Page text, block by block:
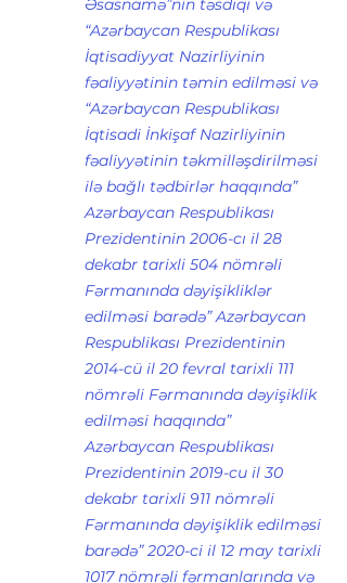
Əsasnamə”nin təsdiqi və
“Azərbaycan Respublikası
İqtisadiyyat Nazirliyinin
fəaliyyətinin təmin edilməsi və
“Azərbaycan Respublikası
İqtisadi İnkişaf Nazirliyinin
fəaliyyətinin təkmilləşdirilməsi
ilə bağlı tədbirlər haqqında”
Azərbaycan Respublikası
Prezidentinin 2006-cı il 28
dekabr tarixli 504 nömrəli
Fərmanında dəyişikliklər
edilməsi barədə” Azərbaycan
Respublikası Prezidentinin
2014-cü il 20 fevral tarixli 111
nömrəli Fərmanında dəyişiklik
edilməsi haqqında”
Azərbaycan Respublikası
Prezidentinin 2019-cu il 30
dekabr tarixli 911 nömrəli
Fərmanında dəyişiklik edilməsi
barədə” 2020-ci il 12 may tarixli
1017 nömrəli fərmanlarında və